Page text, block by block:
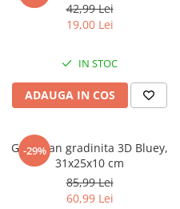
42,99 Lei
19,00 Lei
IN STOC
ADAUGA IN COS
-29%
Ghiozdan gradinita 3D Bluey,
31x25x10 cm
85,99 Lei
60,99 Lei